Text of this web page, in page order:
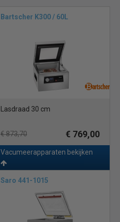
Bartscher K300 / 60L
Lasdraad 30 cm
€ 873,70 € 769,00
Vacumeerapparaten bekijken
Saro 441-1015